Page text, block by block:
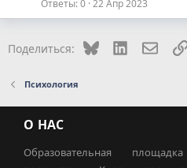
Ответы 0 22 Апр 2023
Поделиться: Bluesky LinkedIn
Психология
О НАС
Образовательная